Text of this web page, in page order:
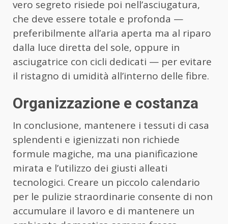
vero segreto risiede poi nell’asciugatura,
che deve essere totale e profonda —
preferibilmente all’aria aperta ma al riparo
dalla luce diretta del sole, oppure in
asciugatrice con cicli dedicati — per evitare
il ristagno di umidità all’interno delle fibre.
Organizzazione e costanza
In conclusione, mantenere i tessuti di casa
splendenti e igienizzati non richiede
formule magiche, ma una pianificazione
mirata e l’utilizzo dei giusti alleati
tecnologici. Creare un piccolo calendario
per le pulizie straordinarie consente di non
accumulare il lavoro e di mantenere un